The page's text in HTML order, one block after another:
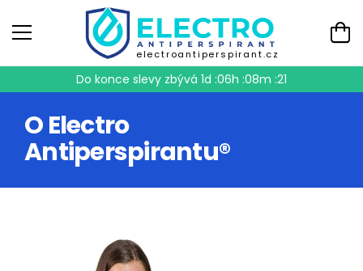
electroantiperspirant.cz
Do konce slevy zbývá 1d :06h :08m :21
O Electro
Antiperspirantu®